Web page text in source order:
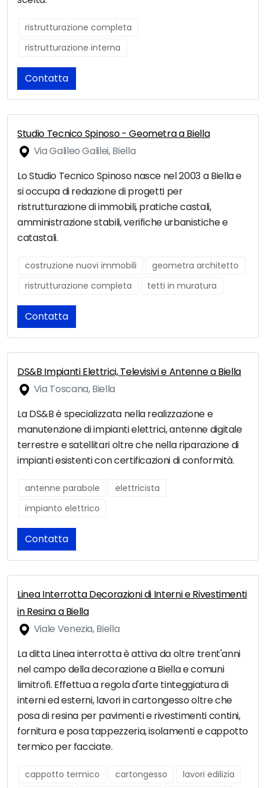
ristrutturazione completa
ristrutturazione interna
Contatta
Studio Tecnico Spinoso - Geometra a Biella
Via Galileo Galilei, Biella
Lo Studio Tecnico Spinoso nasce nel 2003 a Biella e
si occupa di redazione di progetti per
ristrutturazione di immobili, pratiche castali,
amministrazione stabili, verifiche urbanistiche e
catastali.
costruzione nuovi immobili
geometra architetto
ristrutturazione completa
tetti in muratura
Contatta
DS&B Impianti Elettrici, Televisivi e Antenne a Biella
Via Toscana, Biella
La DS&B è specializzata nella realizzazione e
manutenzione di impianti elettrici, antenne digitale
terrestre e satellitari oltre che nella riparazione di
impianti esistenti con certificazioni di conformità.
antenne parabole
elettricista
impianto elettrico
Contatta
Linea Interrotta Decorazioni di Interni e Rivestimenti
in Resina a Biella
Viale Venezia, Biella
La ditta Linea interrotta è attiva da oltre trent'anni
nel campo della decorazione a Biella e comuni
limitrofi. Effettua a regola d'arte tinteggiatura di
interni ed esterni, lavori in cartongesso oltre che
posa di resina per pavimenti e rivestimenti contini,
fornitura e posa tappezzeria, isolamenti e cappotto
termico per facciate.
cappotto termico cartongesso
lavori edilizia